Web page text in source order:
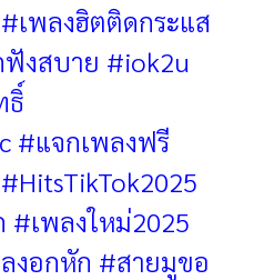
เพลงฮิตติดกระแส
ฟังสบาย #iok2u
ธิ์
#แจกเพลงฟรี
#HitsTikTok2025
#เพลงใหม่2025
งอกหัก #สายมูขอ